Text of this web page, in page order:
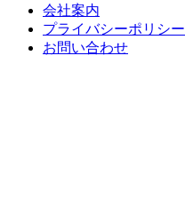
会社案内
プライバシーポリシー
お問い合わせ